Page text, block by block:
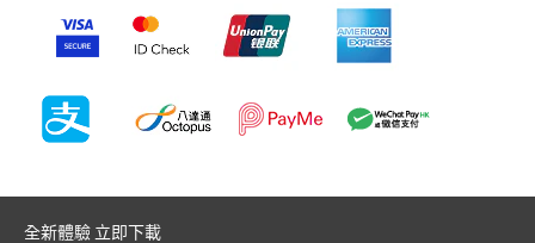
全新體驗 立即下載